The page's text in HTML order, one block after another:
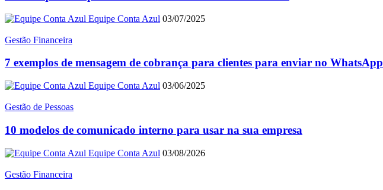
Equipe Conta Azul 03/07/2025
Gestão Financeira
7 exemplos de mensagem de cobrança para clientes para enviar no WhatsApp
Equipe Conta Azul 03/06/2025
Gestão de Pessoas
10 modelos de comunicado interno para usar na sua empresa
Equipe Conta Azul 03/08/2026
Gestão Financeira